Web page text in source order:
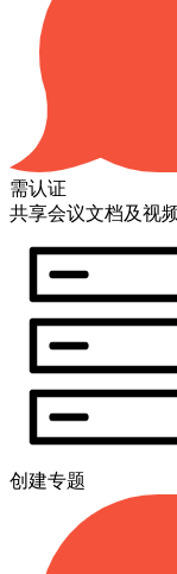
需认证
共享会议文档及视
创建专题